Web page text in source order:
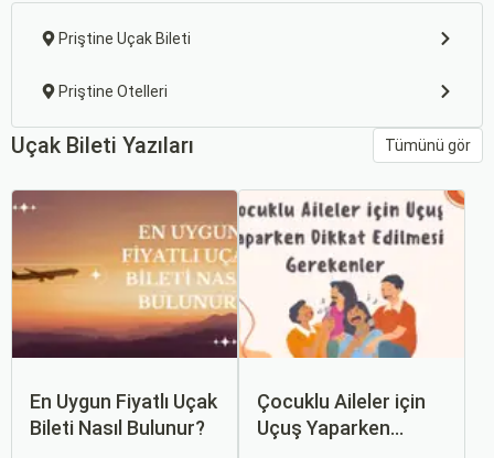
Priştine Uçak Bileti
Priştine Otelleri
Uçak Bileti Yazıları Tümünü gör
En Uygun Fiyatlı Uçak
Bileti Nasıl Bulunur?
Çocuklu Aileler için
Uçuş Yaparken